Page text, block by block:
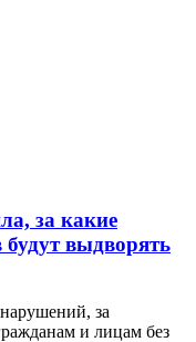
за какие
выдворять
за
и лицам без